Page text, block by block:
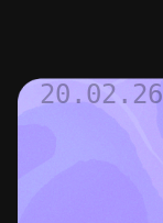
20.02.26